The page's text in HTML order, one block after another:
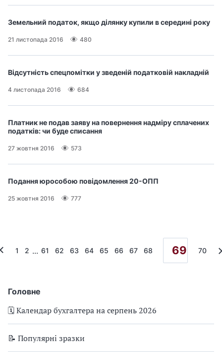
Головне
🗓️ Календар бухгалтера на серпень 2026
📝 Популярні зразки
Земельний податок, якщо ділянку купили в середині року
21 листопада 2016 480
Відсутність спецпомітки у зведеній податковій накладній
4 листопада 2016 684
Платник не подав заяву на повернення надміру сплачених
податків: чи буде списання
27 жовтня 2016 573
Подання юрособою повідомлення 20-ОПП
25 жовтня 2016 777
1 2 ... 61 62 63 64 65 66 67 68 69 70